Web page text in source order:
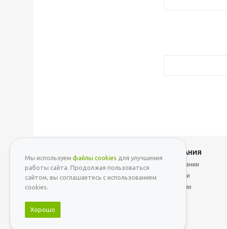
КОМПАНИЯ
О компании
Новости
Вакансии
Политика конфиденциальности
Мы используем файлы cookies для улучшения
работы сайта. Продолжая пользоваться
сайтом, вы соглашаетесь с использованием
cookies.
Хорошо